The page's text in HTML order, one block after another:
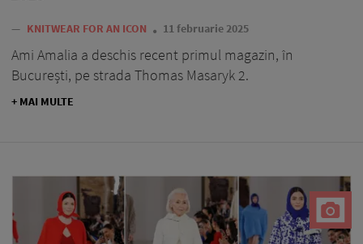
— KNITWEAR FOR AN ICON 11 februarie 2025
Ami Amalia a deschis recent primul magazin, în
București, pe strada Thomas Masaryk 2.
+ MAI MULTE